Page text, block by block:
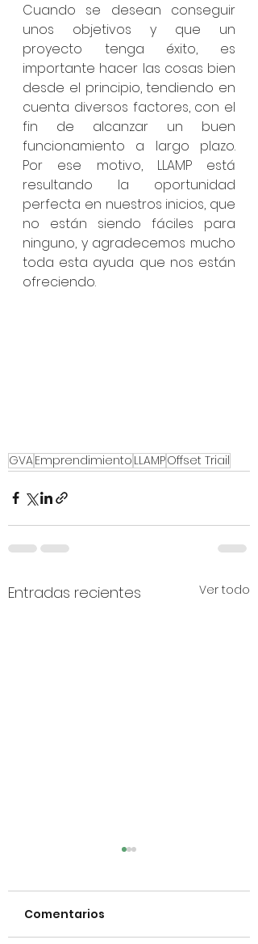
Cuando se desean conseguir
unos objetivos y que un
proyecto tenga éxito, es
importante hacer las cosas bien
desde el principio, tendiendo en
cuenta diversos factores, con el
fin de alcanzar un buen
funcionamiento a largo plazo.
Por ese motivo, LLAMP está
resultando la oportunidad
perfecta en nuestros inicios, que
no están siendo fáciles para
ninguno, y agradecemos mucho
toda esta ayuda que nos están
ofreciendo.
GVAEmprendimiento LLAMPOffset Triail
Entradas recientes Ver todo
Comentarios